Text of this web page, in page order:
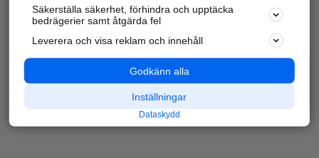
Säkerställa säkerhet, förhindra och upptäcka
bedrägerier samt åtgärda fel
Leverera och visa reklam och innehåll
Godkänn alla
Inställningar
Dataskydd